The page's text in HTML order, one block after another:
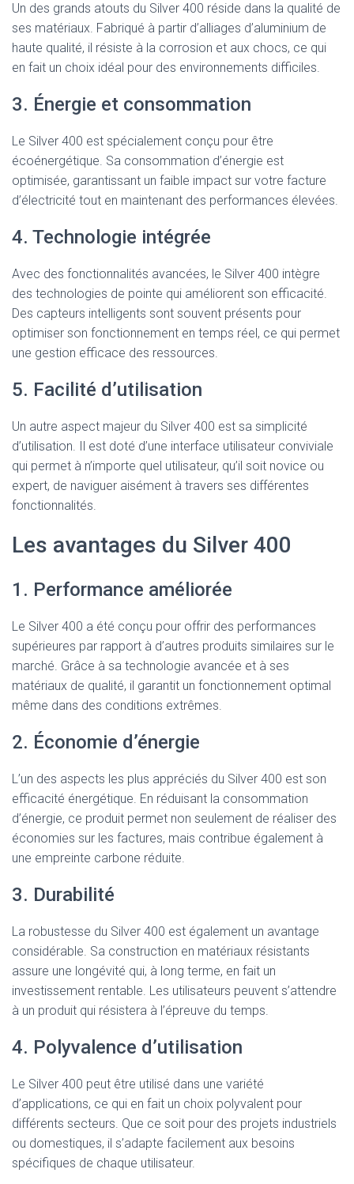
Un des grands atouts du Silver 400 réside dans la qualité de
ses matériaux. Fabriqué à partir d’alliages d’aluminium de
haute qualité, il résiste à la corrosion et aux chocs, ce qui
en fait un choix idéal pour des environnements difficiles.
3. Énergie et consommation
Le Silver 400 est spécialement conçu pour être
écoénergétique. Sa consommation d’énergie est
optimisée, garantissant un faible impact sur votre facture
d’électricité tout en maintenant des performances élevées.
4. Technologie intégrée
Avec des fonctionnalités avancées, le Silver 400 intègre
des technologies de pointe qui améliorent son efficacité.
Des capteurs intelligents sont souvent présents pour
optimiser son fonctionnement en temps réel, ce qui permet
une gestion efficace des ressources.
5. Facilité d’utilisation
Un autre aspect majeur du Silver 400 est sa simplicité
d’utilisation. Il est doté d’une interface utilisateur conviviale
qui permet à n’importe quel utilisateur, qu’il soit novice ou
expert, de naviguer aisément à travers ses différentes
fonctionnalités.
Les avantages du Silver 400
1. Performance améliorée
Le Silver 400 a été conçu pour offrir des performances
supérieures par rapport à d’autres produits similaires sur le
marché. Grâce à sa technologie avancée et à ses
matériaux de qualité, il garantit un fonctionnement optimal
même dans des conditions extrêmes.
2. Économie d’énergie
L’un des aspects les plus appréciés du Silver 400 est son
efficacité énergétique. En réduisant la consommation
d’énergie, ce produit permet non seulement de réaliser des
économies sur les factures, mais contribue également à
une empreinte carbone réduite.
3. Durabilité
La robustesse du Silver 400 est également un avantage
considérable. Sa construction en matériaux résistants
assure une longévité qui, à long terme, en fait un
investissement rentable. Les utilisateurs peuvent s’attendre
à un produit qui résistera à l’épreuve du temps.
4. Polyvalence d’utilisation
Le Silver 400 peut être utilisé dans une variété
d’applications, ce qui en fait un choix polyvalent pour
différents secteurs. Que ce soit pour des projets industriels
ou domestiques, il s’adapte facilement aux besoins
spécifiques de chaque utilisateur.